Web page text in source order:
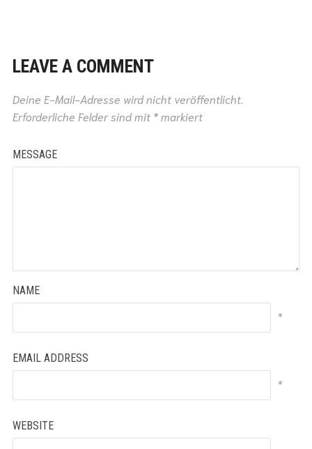
LEAVE A COMMENT
Deine E-Mail-Adresse wird nicht veröffentlicht.
Erforderliche Felder sind mit *markiert
MESSAGE
NAME
*
EMAIL ADDRESS
*
WEBSITE